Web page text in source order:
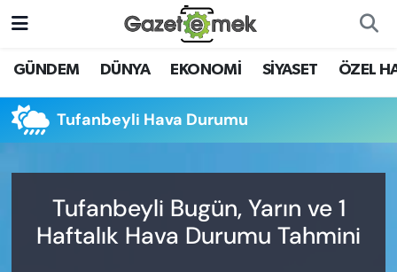
GÜNDEM DÜNYA EKONOMİ SİYASET ÖZEL
Tufanbeyli Hava Durumu
Tufanbeyli Bugün, Yarın ve 1
Haftalık Hava Durumu Tahmini
DÜNYA
EKONOMİ
YENİ MEDYADA EMEK
GAZETECİLİĞİNİ GELİŞTİRMEK
Nöbetçi Eczaneler
Hava Durumu
Trafik Durumu
Süper Lig Puan Durumu ve Fikstür